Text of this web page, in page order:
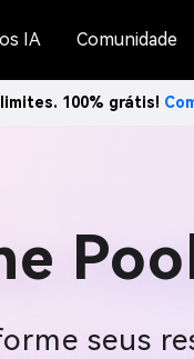
IA Comunidade
100% grátis!
seus